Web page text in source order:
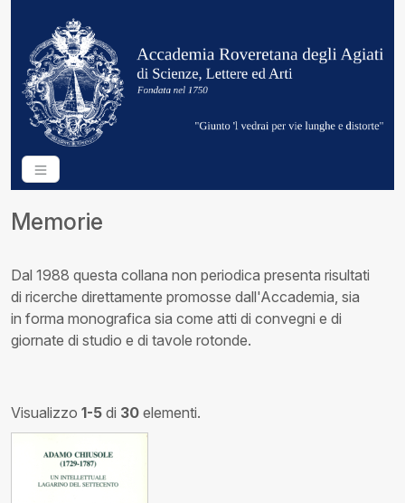
Memorie
Dal 1988 questa collana non periodica presenta risultati
di ricerche direttamente promosse dall'Accademia, sia
in forma monografica sia come atti di convegni e di
giornate di studio e di tavole rotonde.
Visualizzo 1-5 di 30 elementi.